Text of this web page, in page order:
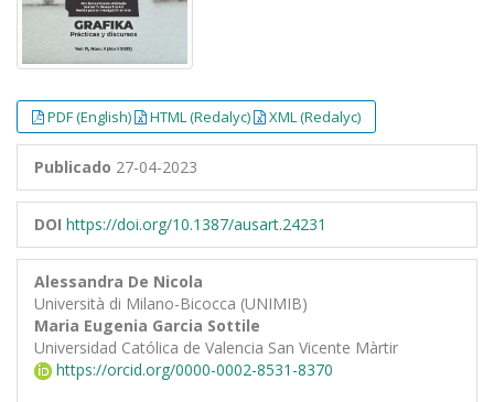
PDF (English) HTML (Redalyc) XML (Redalyc)
Publicado 27-04-2023
DOI https://doi.org/10.1387/ausart.24231
Alessandra De Nicola
Università di Milano-Bicocca (UNIMIB)
Maria Eugenia Garcia Sottile
Universidad Católica de Valencia San Vicente Màrtir
https://orcid.org/0000-0002-8531-8370